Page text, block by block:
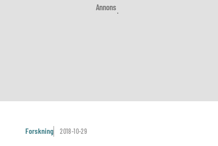
Annons
Forskning 2018-10-29